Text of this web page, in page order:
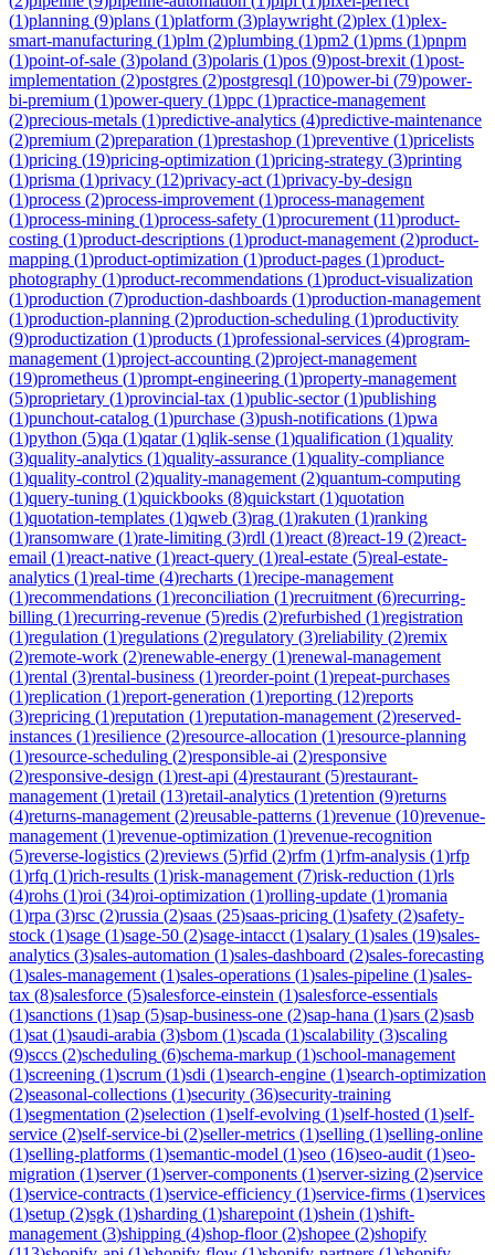
(1)planning (9)plans (1)platform (3)playwright (2)plex (1)plex-
smart-manufacturing (1)plm (2)plumbing (1)pm2 (1)pms (1)pnpm
(1)point-of-sale (3)poland (3)polaris (1)pos (9)post-brexit (1)post-
implementation (2)postgres (2)postgresql (10)power-bi (79)power-
bi-premium (1)power-query (1)ppc (1)practice-management
(2)precious-metals (1)predictive-analytics (4)predictive-maintenance
(2)premium (2)preparation (1)prestashop (1)preventive (1)pricelists
(1)pricing (19)pricing-optimization (1)pricing-strategy (3)printing
(1)prisma (1)privacy (12)privacy-act (1)privacy-by-design
(1)process (2)process-improvement (1)process-management
(1)process-mining (1)process-safety (1)procurement (11)product-
costing (1)product-descriptions (1)product-management (2)product-
mapping (1)product-optimization (1)product-pages (1)product-
photography (1)product-recommendations (1)product-visualization
(1)production (7)production-dashboards (1)production-management
(1)production-planning (2)production-scheduling (1)productivity
(9)productization (1)products (1)professional-services (4)program-
management (1)project-accounting (2)project-management
(19)prometheus (1)prompt-engineering (1)property-management
(5)proprietary (1)provincial-tax (1)public-sector(1)publishing
(1)punchout-catalog (1)purchase (3)push-notifications (1)pwa
(1)python (5)qa (1)qatar(1)qlik-sense (1)qualification (1)quality
(3)quality-analytics (1)quality-assurance (1)quality-compliance
(1)quality-control (2)quality-management (2)quantum-computing
(1)query-tuning (1)quickbooks (8)quickstart (1)quotation
(1)quotation-templates (1)qweb (3)rag (1)rakuten (1)ranking
(1)ransomware (1)rate-limiting (3)rdl (1)react (8)react-19 (2)react-
email (1)react-native (1)react-query (1)real-estate (5)real-estate-
analytics (1)real-time (4)recharts (1)recipe-management
(1)recommendations (1)reconciliation (1)recruitment (6)recurring-
billing (1)recurring-revenue (5)redis (2)refurbished (1)registration
(1)regulation (1)regulations (2)regulatory (3)reliability (2)remix
(2)remote-work (2)renewable-energy (1)renewal-management
(1)rental (3)rental-business (1)reorder-point (1)repeat-purchases
(1)replication (1)report-generation (1)reporting (12)reports
(3)repricing (1)reputation (1)reputation-management (2)reserved-
instances (1)resilience (2)resource-allocation (1)resource-planning
(1)resource-scheduling (2)responsible-ai (2)responsive
(2)responsive-design (1)rest-api (4)restaurant (5)restaurant-
management (1)retail (13)retail-analytics (1)retention (9)returns
(4)returns-management (2)reusable-patterns (1)revenue (10)revenue-
management (1)revenue-optimization (1)revenue-recognition
(5)reverse-logistics (2)reviews (5)rfid (2)rfm (1)rfm-analysis (1)rfp
(1)rfq (1)rich-results (1)risk-management (7)risk-reduction (1)rls
(4)rohs (1)roi (34)roi-optimization (1)rolling-update (1)romania
(1)rpa (3)rsc (2)russia (2)saas (25)saas-pricing (1)safety (2)safety-
stock (1)sage (1)sage-50 (2)sage-intacct (1)salary (1)sales (19)sales-
analytics (3)sales-automation (1)sales-dashboard (2)sales-forecasting
(1)sales-management (1)sales-operations (1)sales-pipeline (1)sales-
tax (8)salesforce (5)salesforce-einstein (1)salesforce-essentials
(1)sanctions (1)sap (5)sap-business-one (2)sap-hana (1)sars (2)sasb
(1)sat (1)saudi-arabia (3)sbom (1)scada (1)scalability (3)scaling
(9)sccs (2)scheduling (6)schema-markup (1)school-management
(1)screening (1)scrum (1)sdi (1)search-engine (1)search-optimization
(2)seasonal-collections (1)security (36)security-training
(1)segmentation (2)selection (1)self-evolving (1)self-hosted (1)self-
service (2)self-service-bi (2)seller-metrics (1)selling (1)selling-online
(1)selling-platforms (1)semantic-model (1)seo (16)seo-audit (1)seo-
migration (1)server(1)server-components (1)server-sizing (2)service
(1)service-contracts (1)service-efficiency (1)service-firms (1)services
(1)setup (2)sgk (1)sharding (1)sharepoint (1)shein (1)shift-
management (3)shipping (4)shop-floor(2)shopee (2)shopify